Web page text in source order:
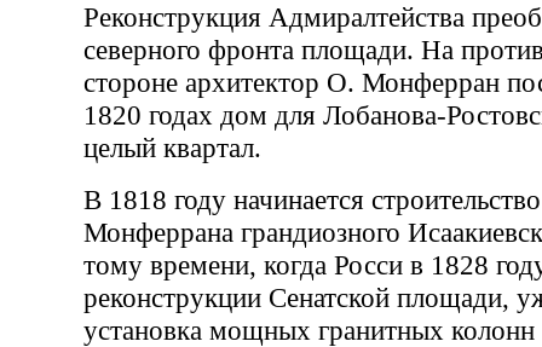
Реконструкция Адмиралтейства
северного фронта площади. На
стороне архитектор О. Монферран
1820 годах дом для Лобанова-
целый квартал.
В 1818 году начинается
Монферрана грандиозного
тому времени, когда Росси в 1828
реконструкции Сенатской площади,
установка мощных гранитных колонн